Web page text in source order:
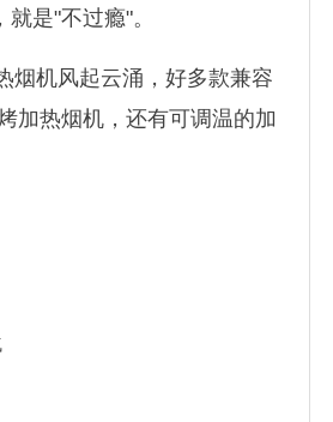
是"不过瘾"。
烟机风起云涌，好多款兼容
加热烟机，还有可调温的加